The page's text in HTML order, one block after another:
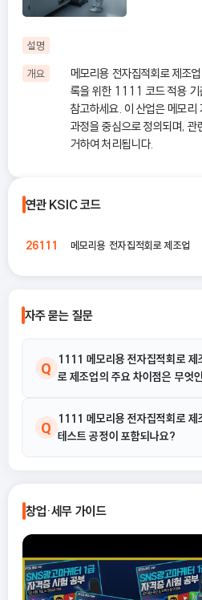
설명
개요
메모리용 전자집적회로 제조
록을 위한 1111 코드 적용 기
참고하세요. 이 산업은 메모
과정을 중심으로 정의되며,
거하여 처리됩니다.
연관 KSIC 코드
26111 메모리용 전자집적회로 제조업
자주 묻는 질문
Q
1111 메모리용 전자집적회로 제
로 제조업의 주요 차이점은 무엇
A 주요 차이점은 제품의 기능적 용도
자집적회로 제조업은 데이터 저장
Q
1111 메모리용 전자집적회로 제
테스트 공정이 포함되나요?
회로와 연결하기 위한 패키징 및 기
활동의 일부로 간주됩니다.
창업·세무 가이드